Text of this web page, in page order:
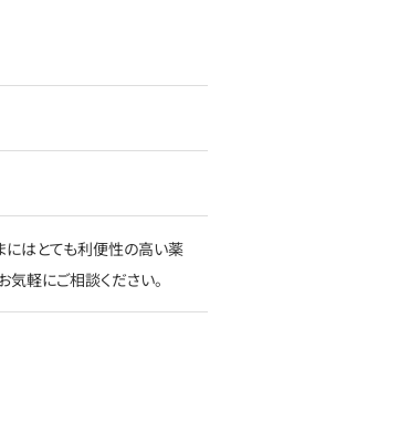
にはとても利便性の高い薬
気軽にご相談ください。